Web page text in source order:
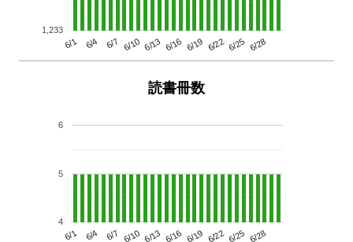
6/1 6/4 6/7 6/10 6/13 6/16 6/19 6/22 6/25 6/28
1,233
読書冊数
6/1 6/4 6/7 6/10 6/13 6/16 6/19 6/22 6/25 6/28
4
5
6